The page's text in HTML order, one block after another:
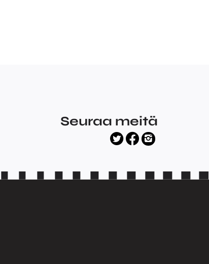
Seuraa meitä
twitter
facebook
instagram